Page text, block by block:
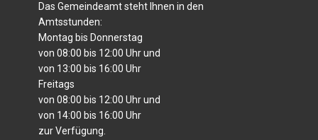
Das Gemeindeamt steht Ihnen in den
Amtsstunden:
Montag bis Donnerstag
von 08:00 bis 12:00 Uhr und
von 13:00 bis 16:00 Uhr
Freitags
von 08:00 bis 12:00 Uhr und
von 14:00 bis 16:00 Uhr
zur Verfügung.